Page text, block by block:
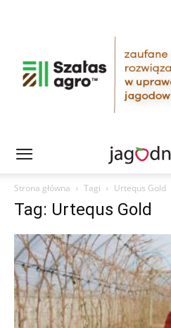
Strona główna Tagi Urtequs Gold
Tag: Urtequs Gold